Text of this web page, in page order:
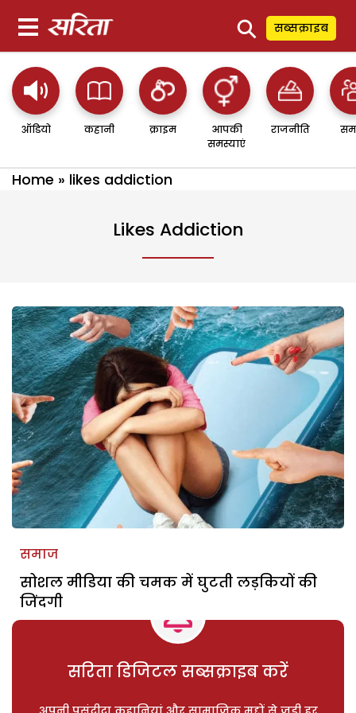
⚲ सब्सक्राइब
ऑडियो कहानी क्राइम
आपकी
समस्याएं
राजनीति
Home » likes addiction
Likes Addiction
समाज
सोशल मीडिया की चमक में घुटती लड़कियों की
जिंदगी
सरिता डिजिटल सब्सक्राइब करें